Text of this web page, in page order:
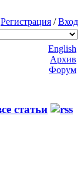
Регистрация /Вход
English
Архив
Форум
статьи